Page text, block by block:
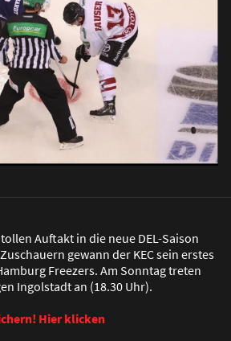
Auftakt in die neue DEL-Saison
gewann der KEC sein erstes
Freezers. Am Sonntag treten
Ingolstadt an (18.30 Uhr).
Hier klicken